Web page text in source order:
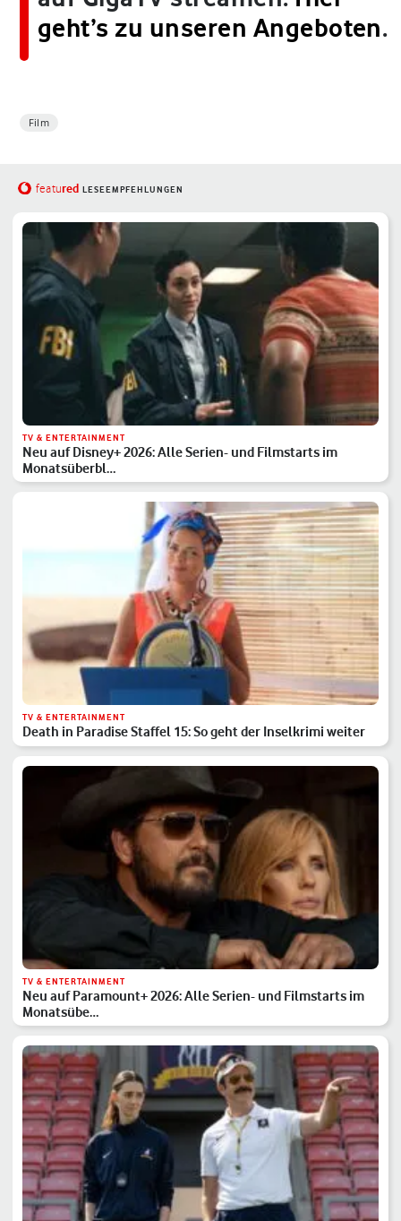
geht’s zu unseren Angeboten.
Film
featured LESEEMPFEHLUNGEN
TV & ENTERTAINMENT
Neu auf Disney+ 2026: Alle Serien- und Filmstarts im
Monatsüberbl…
TV & ENTERTAINMENT
Death in Paradise Staffel 15: So geht der Inselkrimi weiter
TV & ENTERTAINMENT
Neu auf Paramount+ 2026: Alle Serien- und Filmstarts im
Monatsübe…